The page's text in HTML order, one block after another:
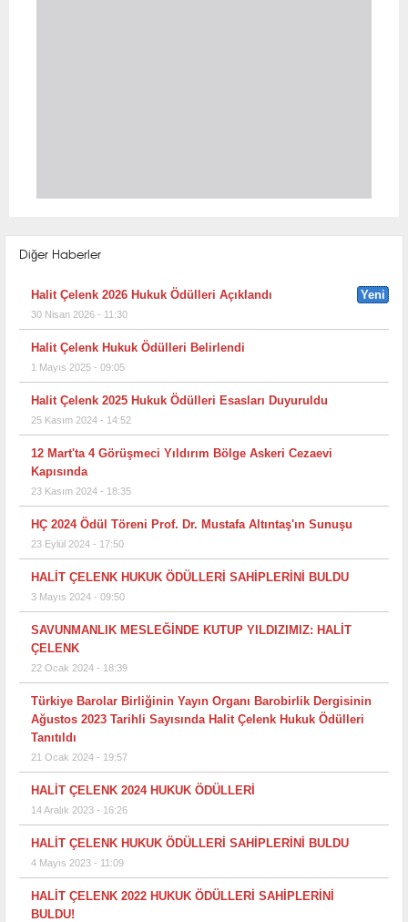
Diğer Haberler
Yeni
Halit Çelenk 2026 Hukuk Ödülleri Açıklandı
30 Nisan 2026 - 11:30
Halit Çelenk Hukuk Ödülleri Belirlendi
1 Mayıs 2025 - 09:05
Halit Çelenk 2025 Hukuk Ödülleri Esasları Duyuruldu
25 Kasım 2024 - 14:52
12 Mart'ta 4 Görüşmeci Yıldırım Bölge Askeri Cezaevi
Kapısında
23 Kasım 2024 - 18:35
HÇ 2024 Ödül Töreni Prof. Dr. Mustafa Altıntaş'ın Sunuşu
23 Eylül 2024 - 17:50
HALİT ÇELENK HUKUK ÖDÜLLERİ SAHİPLERİNİ BULDU
3 Mayıs 2024 - 09:50
SAVUNMANLIK MESLEĞİNDE KUTUP YILDIZIMIZ: HALİT
ÇELENK
22 Ocak 2024 - 18:39
Türkiye Barolar Birliğinin Yayın Organı Barobirlik Dergisinin
Ağustos 2023 Tarihli Sayısında Halit Çelenk Hukuk Ödülleri
Tanıtıldı
21 Ocak 2024 - 19:57
HALİT ÇELENK 2024 HUKUK ÖDÜLLERİ
14 Aralık 2023 - 16:26
HALİT ÇELENK HUKUK ÖDÜLLERİ SAHİPLERİNİ BULDU
4 Mayıs 2023 - 11:09
HALİT ÇELENK 2022 HUKUK ÖDÜLLERİ SAHİPLERİNİ
BULDU!